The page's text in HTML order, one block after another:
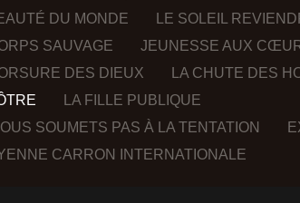
DU MONDE
LE SOLEIL
SAUVAGE
JEUNESSE AUX
DES DIEUX
LA CHUTE DES
LA FILLE PUBLIQUE
SOUMETS PAS À LA TENTATION
CARRON
INTERNATIONALE